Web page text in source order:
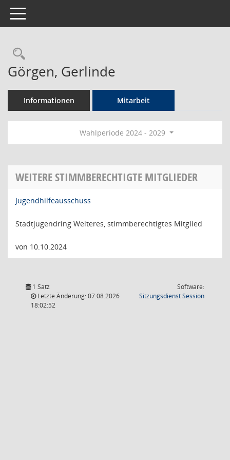
Toggle navigation
Rechercheauswahl
Görgen, Gerlinde
Informationen Mitarbeit
Wahlperiode 2024 - 2029
WEITERE STIMMBERECHTIGTE MITGLIEDER
Jugendhilfeausschuss
Stadtjugendring Weiteres, stimmberechtigtes Mitglied
von 10.10.2024
1 Satz
Letzte Änderung: 07.08.2026
18:02:52
Software:
SitzungsdienstSession(Wird in